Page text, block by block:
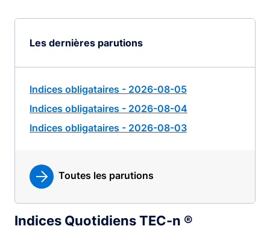
Les dernières parutions
Indices obligataires - 2026-08-05
Indices obligataires - 2026-08-04
Indices obligataires - 2026-08-03
Toutes les parutions
Indices Quotidiens TEC-n ®